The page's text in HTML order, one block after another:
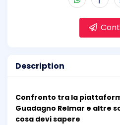
Description
Confronto tra la
Guadagno Relmar e altre
cosa devi sapere